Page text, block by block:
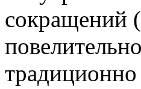
сокращений
традиционно